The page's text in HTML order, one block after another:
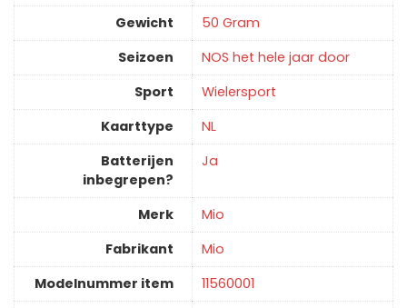
Gewicht
‎50 Gram
Seizoen
‎NOS het hele jaar door
Sport
‎Wielersport
Kaarttype
‎NL
Batterijen
inbegrepen?
‎Ja
Merk
‎Mio
Fabrikant
‎Mio
Modelnummer item
‎11560001